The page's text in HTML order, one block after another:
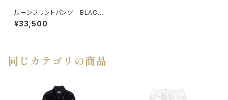
ルーンプリントパンツ BLACK
×BLACK
¥33,500
同じカテゴリの商品